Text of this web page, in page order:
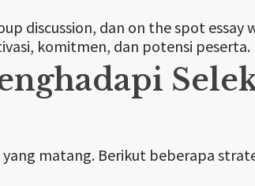
discussion, dan on the spot essay
komitmen, dan potensi peserta.
matang. Berikut beberapa